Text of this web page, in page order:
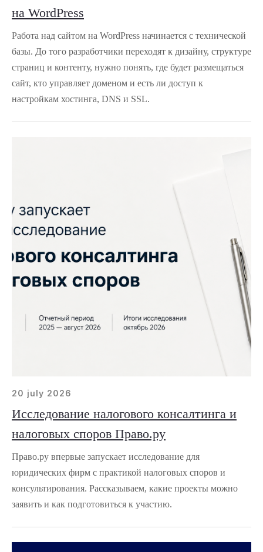
на WordPress
Работа над сайтом на WordPress начинается с технической
базы. До того разработчики переходят к дизайну, структуре
страниц и контенту, нужно понять, где будет размещаться
сайт, кто управляет доменом и есть ли доступ к
настройкам хостинга, DNS и SSL.
20 july 2026
Исследование налогового консалтинга и
налоговых споров Право.ру
Право.ру впервые запускает исследование для
юридических фирм с практикой налоговых споров и
консультирования. Рассказываем, какие проекты можно
заявить и как подготовиться к участию.